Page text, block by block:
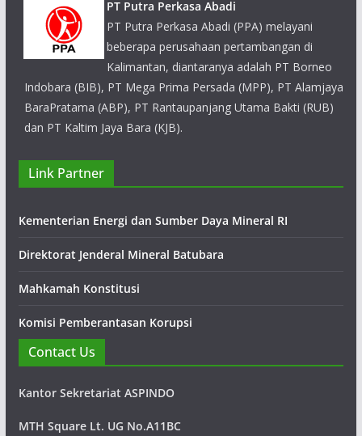
PT Putra Perkasa Abadi
PT Putra Perkasa Abadi (PPA) melayani
beberapa perusahaan pertambangan di
Kalimantan, diantaranya adalah PT Borneo
Indobara (BIB), PT Mega Prima Persada (MPP), PT Alamjaya
BaraPratama (ABP), PT Rantaupanjang Utama Bakti (RUB)
dan PT Kaltim Jaya Bara (KJB).
PT Petrosea Tbk. merupakan perusahaan
pertambangan, infrastruktur dan minyak &
gas bumi yang telah berpengalaman luas di Indonesia sejak
Link Partner
Kementerian Energi dan Sumber Daya Mineral RI
Direktorat Jenderal Mineral Batubara
Mahkamah Konstitusi
Komisi Pemberantasan Korupsi
Contact Us
Kantor Sekretariat ASPINDO
MTH Square Lt. UG No.A11BC